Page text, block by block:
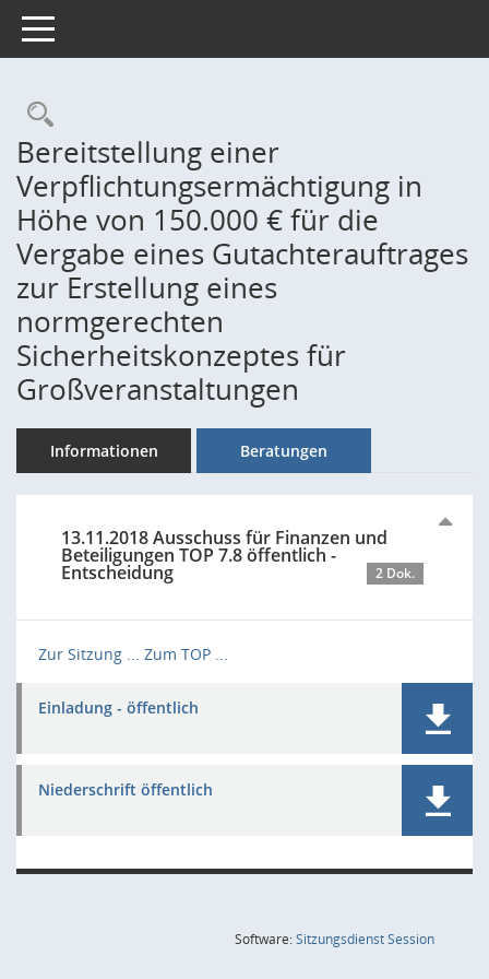
Toggle navigation
Rechercheauswahl
Bereitstellung einer
Verpflichtungsermächtigung in
Höhe von 150.000 € für die
Vergabe eines Gutachterauftrages
zur Erstellung eines
normgerechten
Sicherheitskonzeptes für
Großveranstaltungen
Informationen Beratungen
13.11.2018 Ausschuss für Finanzen und
Beteiligungen TOP 7.8 öffentlich -
Entscheidung 2 Dok.
Zur Sitzung ... Zum TOP ...
Einladung - öffentlich
Niederschrift öffentlich
Software:SitzungsdienstSession(Wird in